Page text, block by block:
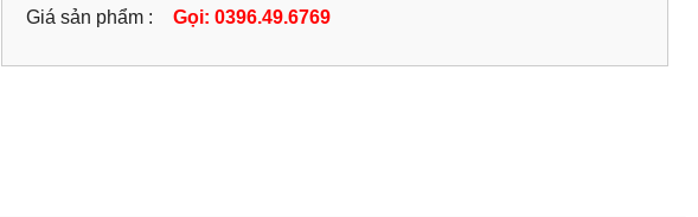
Giá sản phẩm : Gọi: 0396.49.6769